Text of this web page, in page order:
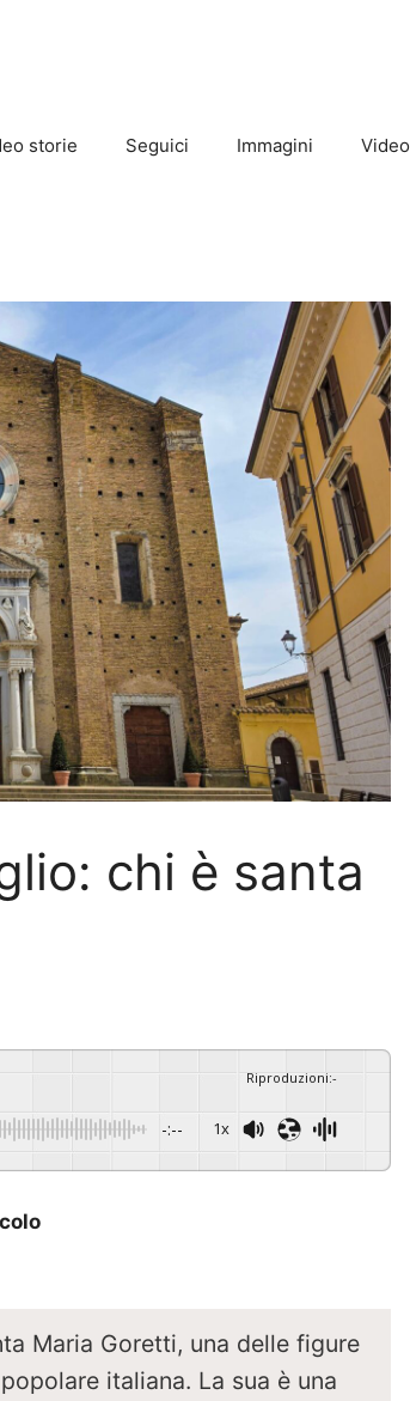
storie Seguici Immagini Video
chi è santa
Riproduzioni:-
-:-- 1x
Maria Goretti, una delle figure
italiana. La sua è una